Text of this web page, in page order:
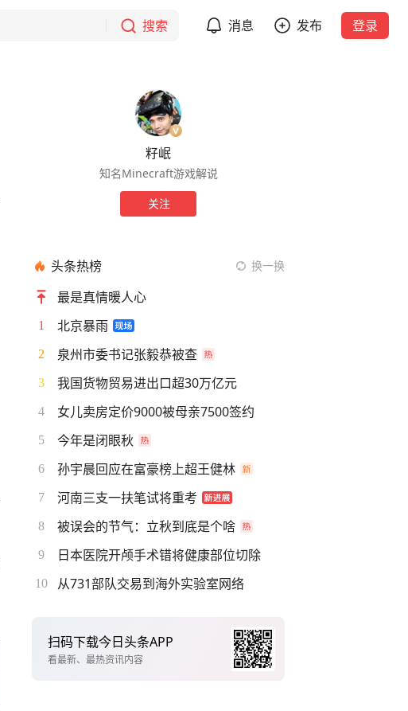
搜索 消息 发布 登录
籽岷
知名Minecraft游戏解说
关注
头条热榜 换一换
最是真情暖人心
1 北京暴雨
2 泉州市委书记张毅恭被查
3 我国货物贸易进出口超30万亿元
4 女儿卖房定价9000被母亲7500签约
5 今年是闭眼秋
6 孙宇晨回应在富豪榜上超王健林
7 河南三支一扶笔试将重考
8 被误会的节气：立秋到底是个啥
9 日本医院开颅手术错将健康部位切除
10 从731部队交易到海外实验室网络
扫码下载今日头条APP
看最新、最热资讯内容